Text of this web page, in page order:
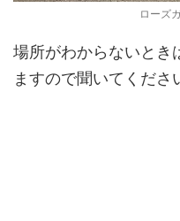
ローズ
場所がわからないとき
ますので聞いてくださ